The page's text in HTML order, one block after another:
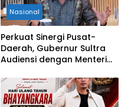
Nasional
Perkuat Sinergi Pusat-
Daerah, Gubernur Sultra
Audiensi dengan Menteri